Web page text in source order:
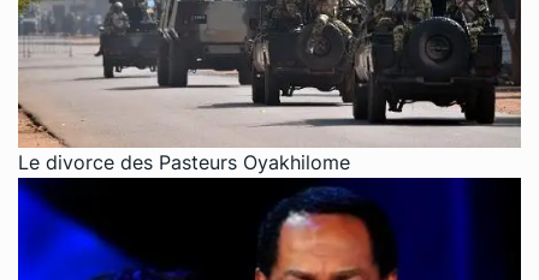
Le divorce des Pasteurs Oyakhilome